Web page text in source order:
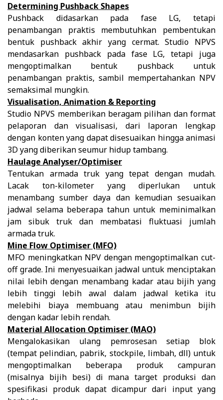
Determining Pushback Shapes
Pushback didasarkan pada fase LG, tetapi
penambangan praktis membutuhkan pembentukan
bentuk pushback akhir yang cermat. Studio NPVS
mendasarkan pushback pada fase LG, tetapi juga
mengoptimalkan bentuk pushback untuk
penambangan praktis, sambil mempertahankan NPV
semaksimal mungkin.
Visualisation, Animation & Reporting
Studio NPVS memberikan beragam pilihan dan format
pelaporan dan visualisasi, dari laporan lengkap
dengan konten yang dapat disesuaikan hingga animasi
3D yang diberikan seumur hidup tambang.
Haulage Analyser/Optimiser
Tentukan armada truk yang tepat dengan mudah.
Lacak ton-kilometer yang diperlukan untuk
menambang sumber daya dan kemudian sesuaikan
jadwal selama beberapa tahun untuk meminimalkan
jam sibuk truk dan membatasi fluktuasi jumlah
armada truk.
Mine Flow Optimiser (MFO)
MFO meningkatkan NPV dengan mengoptimalkan cut-
off grade. Ini menyesuaikan jadwal untuk menciptakan
nilai lebih dengan menambang kadar atau bijih yang
lebih tinggi lebih awal dalam jadwal ketika itu
melebihi biaya membuang atau menimbun bijih
dengan kadar lebih rendah.
Material Allocation Optimiser (MAO)
Mengalokasikan ulang pemrosesan setiap blok
(tempat pelindian, pabrik, stockpile, limbah, dll) untuk
mengoptimalkan beberapa produk campuran
(misalnya bijih besi) di mana target produksi dan
spesifikasi produk dapat dicampur dari input yang